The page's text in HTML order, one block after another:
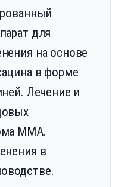
для
на основе
в форме
Лечение и
ММА.
в